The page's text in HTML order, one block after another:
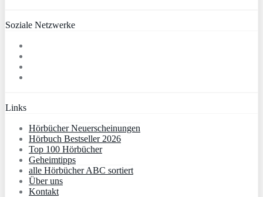
Soziale Netzwerke
Links
Hörbücher Neuerscheinungen
Hörbuch Bestseller 2026
Top 100 Hörbücher
Geheimtipps
alle Hörbücher ABC sortiert
Über uns
Kontakt